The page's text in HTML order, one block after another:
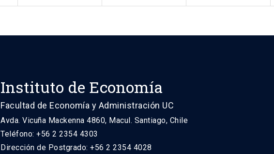
Instituto de Economía
Facultad de Economía y Administración UC
Avda. Vicuña Mackenna 4860, Macul. Santiago, Chile
Teléfono: +56 2 2354 4303
Dirección de Postgrado: +56 2 2354 4028